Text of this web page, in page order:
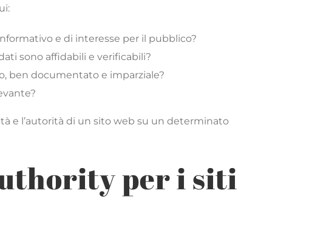
e di interesse per il pubblico?
sono affidabili e verificabili?
ben documentato e imparziale?
e l’autorità di un sito web su un determinato
per i siti